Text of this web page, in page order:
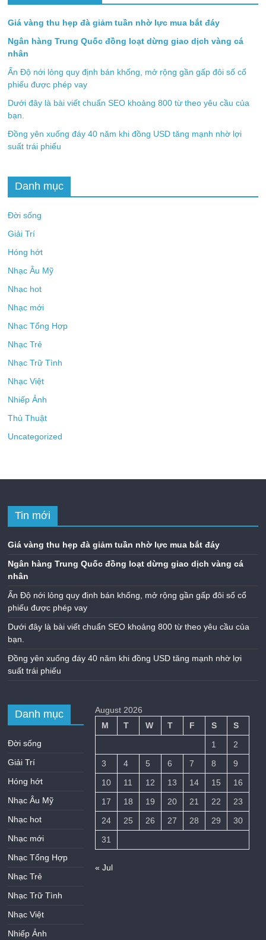
Giá vàng thu hẹp đà giảm tuần nhờ lực mua bắt đáy
Ngân hàng Trung Quốc đồng loạt dừng giao dịch vàng cá
nhân
Ấn Độ nới lỏng quy định bán khống, mở rộng gần gấp đôi số cổ
phiếu được phép vay
Dưới đây là bài viết chuẩn SEO khoảng 800 từ theo yêu cầu của
bạn.
Đồng yên xuống đáy 40 năm khi đồng USD tăng mạnh nhờ lợi
suất trái phiếu
Danh mục
Đời sống
Giải Trí
Hóng hớt
Nhạc Âu Mỹ
Nhạc hot
Nhạc mới
Nhạc Tổng Hợp
Nhạc Trẻ
Nhạc Trữ Tình
Nhạc Việt
Nhiếp Ảnh
Thủ Thuật
Uncategorized
Tin mới
Giá vàng thu hẹp đà giảm tuần nhờ lực mua bắt đáy
Ngân hàng Trung Quốc đồng loạt dừng giao dịch vàng cá
nhân
Ấn Độ nới lỏng quy định bán khống, mở rộng gần gấp đôi số cổ
phiếu được phép vay
Dưới đây là bài viết chuẩn SEO khoảng 800 từ theo yêu cầu của
bạn.
Đồng yên xuống đáy 40 năm khi đồng USD tăng mạnh nhờ lợi
suất trái phiếu
Danh mục
Đời sống
Giải Trí
Hóng hớt
Nhạc Âu Mỹ
Nhạc hot
Nhạc mới
Nhạc Tổng Hợp
Nhạc Trẻ
Nhạc Trữ Tình
Nhạc Việt
Nhiếp Ảnh
August 2026
M
T W T F S
S
1
2
3
4 5 6 7 8
9
10
11 12 13 14 15
16
17
18 19 20 21 22
23
24
25 26 27 28 29
30
31
« Jul